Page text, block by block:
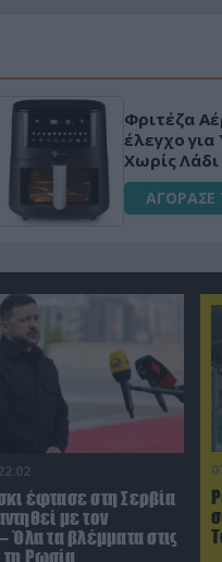
«Μαγική»
για αύξηση
ΑΓΟΡΑΣΕ
έφτασε στη Σερβία
με τον
Όλα τα βλέμματα στις